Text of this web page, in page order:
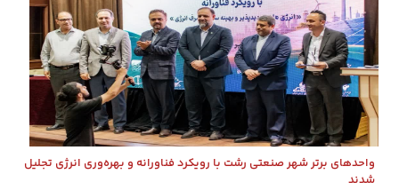
واحدهای برتر شهر صنعتی رشت با رویکرد فناورانه و بهره‌وری انرژی تجلیل
شدند